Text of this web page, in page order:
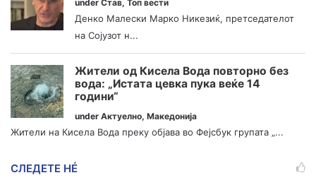
under Став, Топ вести
Денко Малески Марко Никезиќ, претседателот
на Сојузот н...
Жители од Кисела Вода повторно без
вода: „Истата цевка пука веќе 14
години“
under Актуелно, Македонија
Жители на Кисела Вода преку објава во Фејсбук групата „...
СЛЕДЕТЕ НÉ